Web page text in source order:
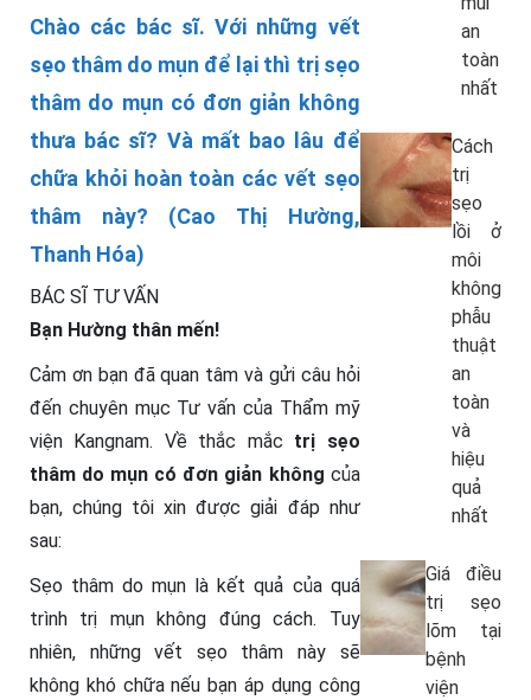
Chào các bác sĩ. Với những vết
sẹo thâm do mụn để lại thì trị sẹo
thâm do mụn có đơn giản không
thưa bác sĩ? Và mất bao lâu để
chữa khỏi hoàn toàn các vết sẹo
thâm này? (Cao Thị Hường,
Thanh Hóa)
BÁC SĨ TƯ VẤN
Bạn Hường thân mến!
Cảm ơn bạn đã quan tâm và gửi câu hỏi
đến chuyên mục Tư vấn của Thẩm mỹ
viện Kangnam. Về thắc mắc trị sẹo
thâm do mụn có đơn giản không của
bạn, chúng tôi xin được giải đáp như
sau:
Sẹo thâm do mụn là kết quả của quá
trình trị mụn không đúng cách. Tuy
nhiên, những vết sẹo thâm này sẽ
không khó chữa nếu bạn áp dụng công
an
toàn
nhất
Cách
trị
sẹo
lồi ở
môi
không
phẫu
thuật
an
toàn
và
hiệu
quả
nhất
Giá điều
trị sẹo
lõm tại
bệnh
viện